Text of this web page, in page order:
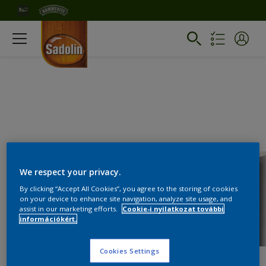
We respect your privacy.
By clicking “Accept All Cookies”, you agree to the storing of cookies
on your device to enhance site navigation, analyze site usage, and
assist in our marketing efforts.
Cookie-i nyilatkozat további
információkért.
Cookies Settings